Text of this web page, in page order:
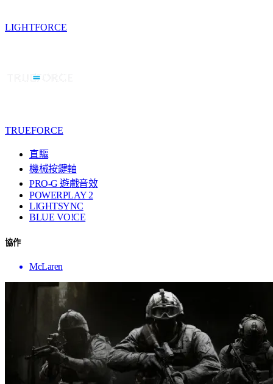
LIGHTFORCE
TRUEFORCE
直驅
機械按鍵軸
PRO-G 遊戲音效
POWERPLAY 2
LIGHTSYNC
BLUE VO!CE
協作
McLaren